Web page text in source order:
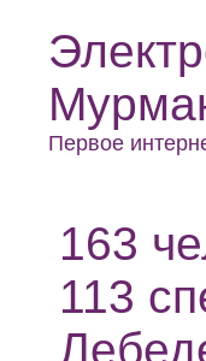
Первое
163
113